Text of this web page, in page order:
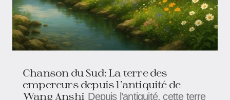
Chanson du Sud: La terre des
empereurs depuis l’antiquité​​ ​​de
Wang Anshi Depuis l’antiquité, cette terre